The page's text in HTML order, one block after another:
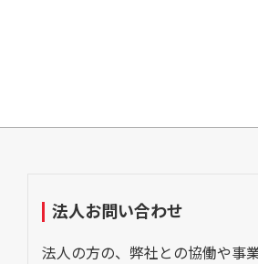
法人お問い合わせ
法人の方の、弊社との協働や事